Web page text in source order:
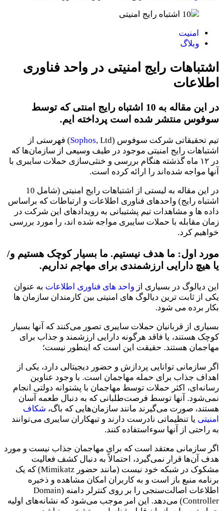
امنیت
وبلاگ
اشتباهات رایج امنیتی در واحد فناوری
اطلاعات
در این مقاله به 10 اشتباه رایج امنتی که توسط
سوفوس منتشر شده است پرداخته ایم.
تیم تحقیقاتی شرکت سوفوس ( Sophos, Ltd) فهرستی از
اشتباهات رایج امنیتی موجود در طیف وسیعی از سازمان‌ها که
در ۱۲ ماه گذشته هنگام بررسی و خنثی‌سازی حملات سایبری با
آنها مواجه شده‌اند را ارائه کرده‌ است.
در این مقاله به لیستی از اشتباهات رایج امنیتی (شامل 10
اشتباه رایج) واحدهای فناوری اطلاعات و ارتباطات که براساس
داده ها و مشاهدات تیم پشتیبانی به رویدادهای این شرکت در
زمان مقابله با حملات سایبری مواجه شده اند، را مورد بررسی
خواهیم کرد.
مورد اول: ما هدف نیستیم. ما بسیار کوچک هستیم و/
یا هیچ دارایی ارزشمندی برای مهاجم نداریم.
این دیالوگ در بسیاری از واحد های فناوری اطلاعات به عنوان
یکی از ثابت ترین دیالوگ های امنیتی بین کارمندان سازمان ها
بکار برده می شود.
بسیاری از قربانیان حملات سایبری تصور می‌کنند که آنها بسیار
کوچک هستند، یا فاقد هرگونه دارایی‌ ارزشمند و جذاب برای
مهاجمان هستند. حقیقت این است که اینطور نیست؛
اگر سازمانی توانایی پردازش و حضور دیجیتالی دارد، یکی از
اهداف جذاب برای حمله مهاجمان است. با وجود عناوین
رسانه‌ای، اکثر حملات توسط مهاجمان با پشتوانه دولتی انجام
نمی‌شود. آنها توسط فرصت‌طلبانی که به دنبال طعمه آسان
هستند، صورت می‌گیرند مانند سازمان‌هایی که باگ، شکاف
امنیتی یا تنظیماتی نادرست دارند و تبهکاران سایبری می‌توانند
به راحتی از آنها سوءاستفاده کنند.
اگر سازمانی معتقد است که برای مهاجمان جذاب نیست و مورد
هدف آن‌ها قرار نمی‌گیرد، احتمالاً به دنبال کشف فعالیت
مشکوک در شبکه خود نیست (مانند حضور Mimikatz) که یک
برنامه منبع باز است و به کاربران امکان مشاهده و ذخیره
اطلاعات اصالت‌سنجی را بر روی کنترلر دامنه (Domain
Controller) می‌دهد. این امر موجب می‌شود که نشانه‌های اولیه